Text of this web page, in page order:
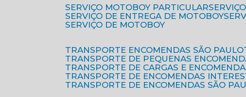
SERVIÇO MOTOBOY PARTICULAR
SERVIÇO DE ENTREGA DE MOTOBOY
SERVIÇO DE MOTOBOY
TRANSPORTE ENCOMENDAS SÃO PAULO
TRANSPORTE DE PEQUENAS
TRANSPORTE DE CARGAS E
TRANSPORTE DE ENCOMENDAS
TRANSPORTE DE ENCOMENDAS SÃO